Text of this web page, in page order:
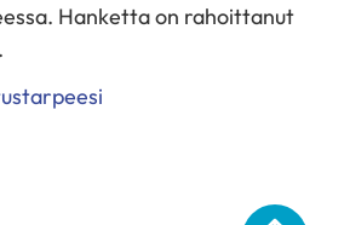
Hanketta on rahoittanut